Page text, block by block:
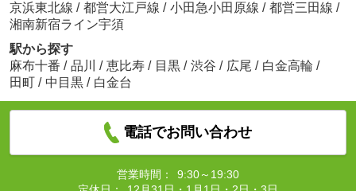
京浜東北線 / 都営大江戸線 / 小田急小田原線 / 都営三田線 /
湘南新宿ライン宇須
駅から探す
麻布十番 / 品川 / 恵比寿 / 目黒 / 渋谷 / 広尾 / 白金高輪 /
田町 / 中目黒 / 白金台
電話でお問い合わせ
営業時間：
9:30～19:30